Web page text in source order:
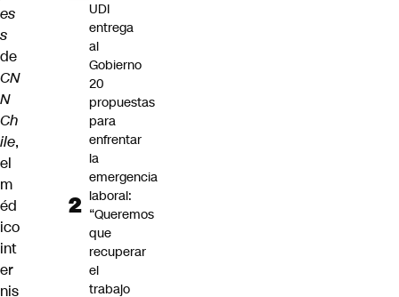
es
s
de
CN
N
Ch
ile,
el
m
éd
ico
int
er
nis
UDI
entrega
al
Gobierno
20
propuestas
para
enfrentar
la
emergencia
laboral:
“Queremos
que
recuperar
el
trabajo